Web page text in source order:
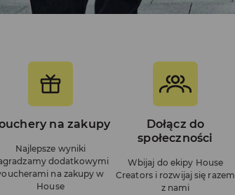
na zakupy
Najlepsze wyniki
dodatkowymi
na zakupy w
House
Dołącz do
społeczności
Wbijaj do ekipy House
Creators i rozwijaj się razem
z nami